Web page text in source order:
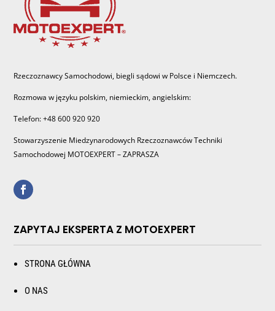
Rzeczoznawcy Samochodowi, biegli sądowi w Polsce i Niemczech.
Rozmowa w języku polskim, niemieckim, angielskim:
Telefon: +48 600 920 920
Stowarzyszenie Miedzynarodowych Rzeczoznawców Techniki
Samochodowej MOTOEXPERT – ZAPRASZA
ZAPYTAJ EKSPERTA Z MOTOEXPERT
STRONA GŁÓWNA
O NAS